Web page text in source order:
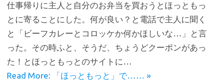
e
b
o
o
k
it
te
r
e
n
a
仕事帰りに主人と自分のお弁当を買おうとほっともっ
とに寄ることにした。何が良い？と電話で主人に聞く
と「ビーフカレーとコロッケか何かほしいな…」と言
った。その時ふと、そうだ、ちょうどクーポンがあっ
た！とほっともっとのサイトに…
Read More: 「ほっともっと」で…… »